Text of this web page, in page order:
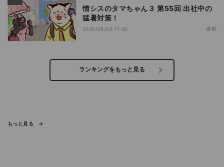
情シスのタマちゃん３ 第55回 出社中の
猛暑対策！
2026/08/05 11:00 連載
ランキングをもっと見る
もっと見る